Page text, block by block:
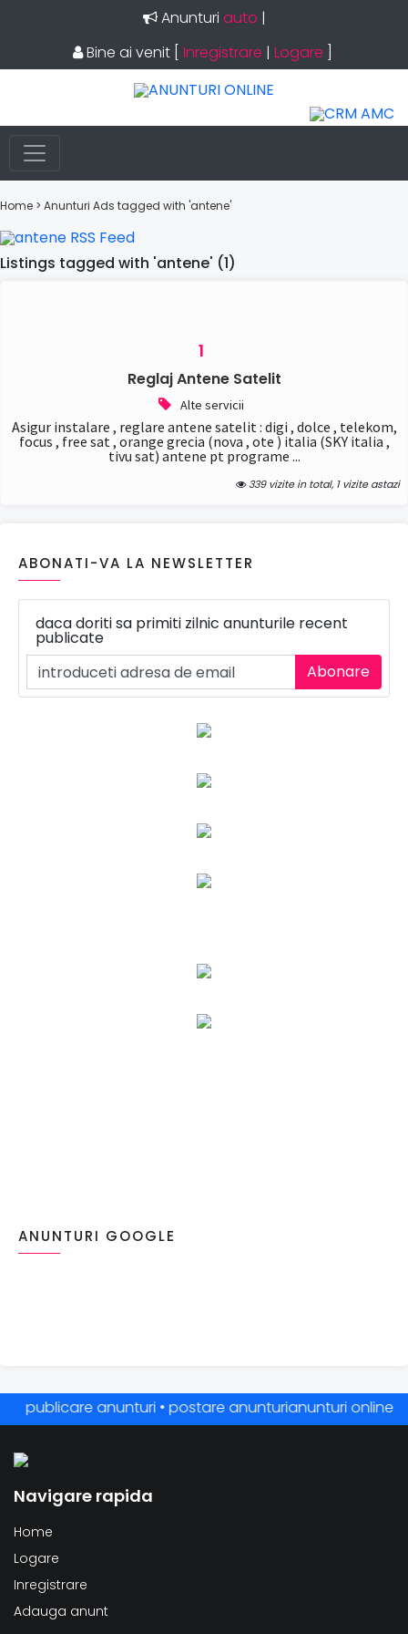
Anunturiauto |
Bine ai venit
Inregistrare | Logare
Home > Anunturi Ads tagged with 'antene'
Listings tagged with 'antene' (1)
1
Reglaj Antene Satelit
Alte servicii
Asigur instalare , reglare antene satelit : digi , dolce , telekom,
focus , free sat , orange grecia (nova , ote ) italia (SKY italia ,
tivu sat) antene pt programe ...
339 vizite in total, 1 vizite astazi
ABONATI-VA LA NEWSLETTER
daca doriti sa primiti zilnic anunturile recent
publicate
ANUNTURI GOOGLE
publicare anunturi • postare anunturianunturi online
Navigare rapida
Home
Logare
Inregistrare
Adauga anunt